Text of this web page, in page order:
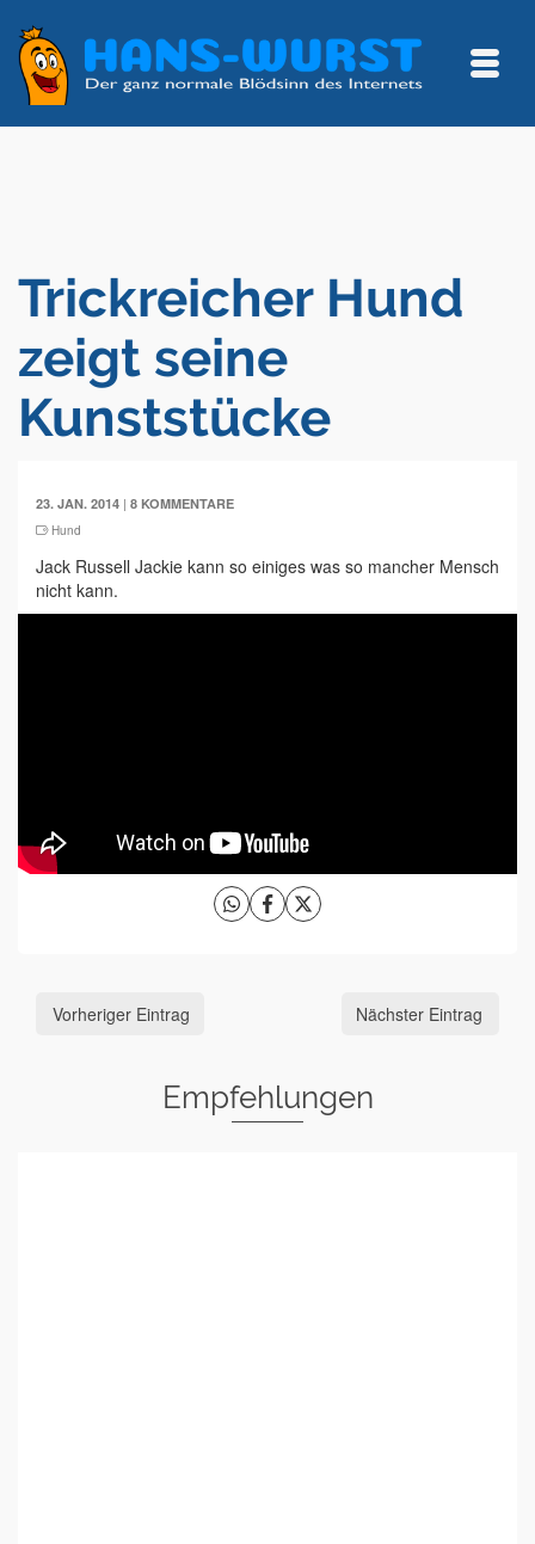
Trickreicher Hund
zeigt seine
Kunststücke
23. JAN. 2014 | 8 KOMMENTARE
Hund
Jack Russell Jackie kann so einiges was so mancher Mensch
nicht kann.
Vorheriger Eintrag Nächster Eintrag
Empfehlungen